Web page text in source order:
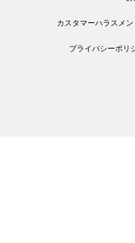
カスタマーハラスメ
プライバシーポリ